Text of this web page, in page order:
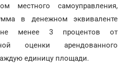
местного самоуправления,
в денежном эквиваленте
не менее 3 процентов от
оценки арендованного
единицу площади.